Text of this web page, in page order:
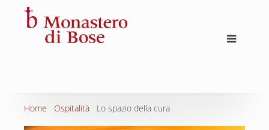
Home Ospitalità Lo spazio della cura